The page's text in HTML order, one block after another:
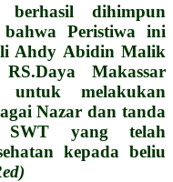
berhasil dihimpun
Peristiwa ini
Ahdy Abidin Malik
Makassar
untuk melakukan
Nazar dan tanda
SWT yang telah
kepada beliu